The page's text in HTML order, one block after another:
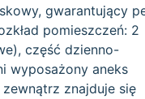
gwarantujący
pomieszczeń: 2
część dzienno-
wyposażony aneks
znajduje się